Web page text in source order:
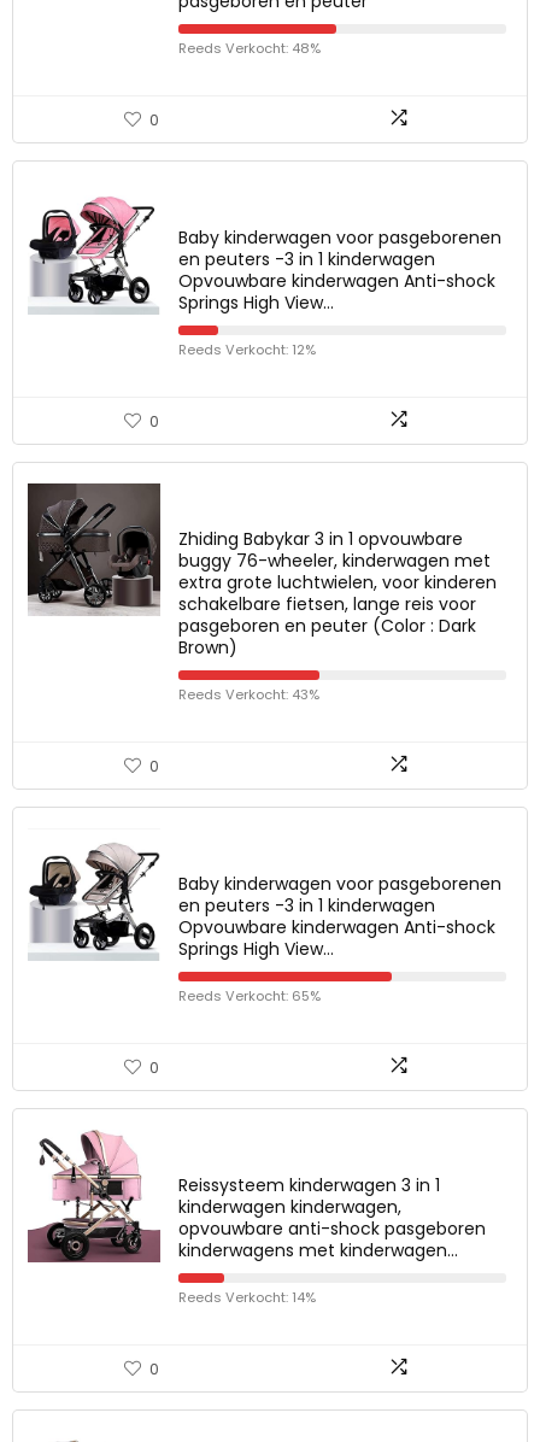
Reeds Verkocht: 48%
0
Baby kinderwagen voor pasgeborenen
en peuters -3 in 1 kinderwagen
Opvouwbare kinderwagen Anti-shock
Springs High View…
Reeds Verkocht: 12%
0
Zhiding Babykar 3 in 1 opvouwbare
buggy 76-wheeler, kinderwagen met
extra grote luchtwielen, voor kinderen
schakelbare fietsen, lange reis voor
pasgeboren en peuter (Color : Dark
Brown)
Reeds Verkocht: 43%
0
Baby kinderwagen voor pasgeborenen
en peuters -3 in 1 kinderwagen
Opvouwbare kinderwagen Anti-shock
Springs High View…
Reeds Verkocht: 65%
0
Reissysteem kinderwagen 3 in 1
kinderwagen kinderwagen,
opvouwbare anti-shock pasgeboren
kinderwagens met kinderwagen…
Reeds Verkocht: 14%
0